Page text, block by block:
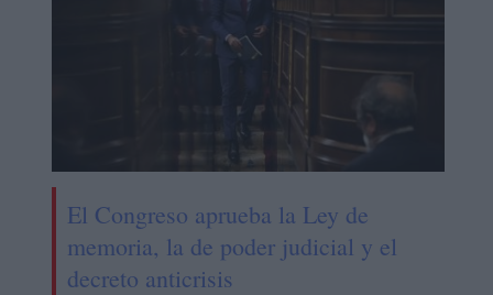
El Congreso aprueba la Ley de
memoria, la de poder judicial y el
decreto anticrisis